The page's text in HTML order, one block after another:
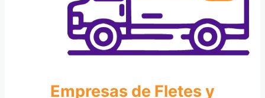
Empresas de Fletes y